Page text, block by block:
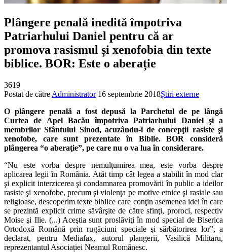
Plângere penală inedită împotriva
Patriarhului Daniel pentru că ar
promova rasismul și xenofobia din texte
biblice. BOR: Este o aberație
3619
Postat de către Administrator 16 septembrie 2018Știri externe
O plângere penală a fost depusă la Parchetul de pe lângă
Curtea de Apel Bacău împotriva Patriarhului Daniel şi a
membrilor Sfântului Sinod, acuzându-i de concepţii rasiste şi
xenofobe, care sunt prezentate în Biblie. BOR consideră
plângerea “o aberaţie”, pe care nu o va lua în considerare.
“Nu este vorba despre nemulţumirea mea, este vorba despre
aplicarea legii în România. Atât timp cât legea a stabilit în mod clar
şi explicit interzicerea şi condamnarea promovării în public a ideilor
rasiste şi xenofobe, precum şi violenţa pe motive etnice şi rasiale sau
religioase, descoperim texte biblice care conţin asemenea idei în care
se prezintă explicit crime săvârşite de către sfinţi, proroci, respectiv
Moise şi Ilie. (...) Aceştia sunt proslăviţi în mod special de Biserica
Ortodoxă Română prin rugăciuni speciale şi sărbătorirea lor”, a
declarat, pentru Mediafax, autorul plangerii, Vasilică Militaru,
reprezentantul Asociației Neamul Românesc.